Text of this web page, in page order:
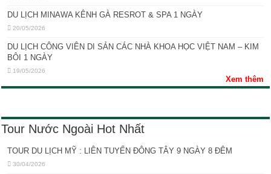
DU LỊCH MINAWA KÊNH GÀ RESROT & SPA 1 NGÀY
20/05/2026
DU LỊCH CÔNG VIÊN DI SẢN CÁC NHÀ KHOA HỌC VIỆT NAM – KIM
BÔI 1 NGÀY
19/05/2026
Xem thêm
Tour Nước Ngoài Hot Nhất
TOUR DU LỊCH MỸ : LIÊN TUYẾN ĐÔNG TÂY 9 NGÀY 8 ĐÊM
30/04/2026